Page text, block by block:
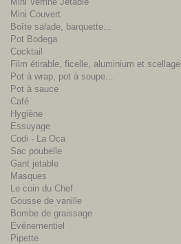
Mini Couvert
Boîte salade, barquette...
Pot Bodega
Cocktail
Film étirable, ficelle, aluminium et scellage
Pot à wrap, pot à soupe...
Pot à sauce
Café
Hygiène
Essuyage
Codi - La Oca
Sac poubelle
Gant jetable
Masques
Le coin du Chef
Gousse de vanille
Bombe de graissage
Evénementiel
Pipette